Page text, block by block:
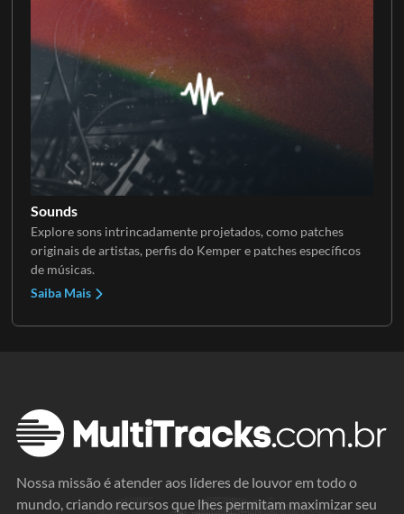
Sounds
Explore sons intrincadamente projetados, como patches
originais de artistas, perfis do Kemper e patches específicos
de músicas.
Saiba Mais
Nossa missão é atender aos líderes de louvor em todo o
mundo, criando recursos que lhes permitam maximizar seu